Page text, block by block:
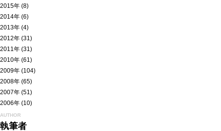
2015年 (8)
2014年 (6)
2013年 (4)
2012年 (31)
2011年 (31)
2010年 (61)
2009年 (104)
2008年 (65)
2007年 (51)
2006年 (10)
AUTHOR
執筆者